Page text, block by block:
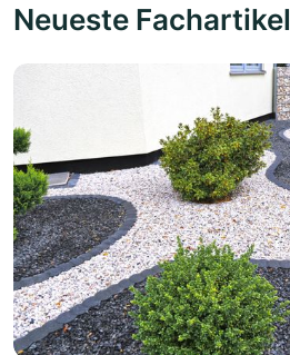
Neueste Fachartikel